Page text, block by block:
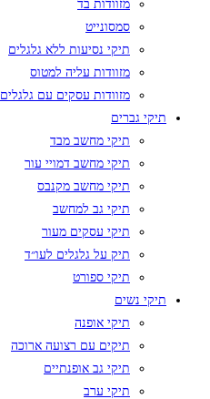
מזוודות בד
סמסונייט
תיקי נסיעות ללא גלגלים
מזוודות עליה למטוס
מזוודות עסקים עם גלגלים
תיקי גברים
תיקי מחשב מבד
תיקי מחשב דמויי עור
תיקי מחשב מקנבס
תיקי גב למחשב
תיקי עסקים מעור
תיק על גלגלים לעו״ד
תיקי ספורט
תיקי נשים
תיקי אופנה
תיקים עם רצועה ארוכה
תיקי גב אופנתיים
תיקי ערב